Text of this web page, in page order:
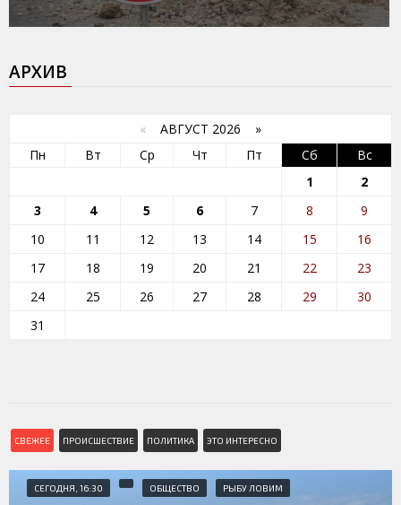
АРХИВ
« АВГУСТ 2026 »
Пн
Вт Ср Чт Пт Сб
Вс
1
2
3
4 5 6 7 8
9
10
11 12 13 14 15
16
17
18 19 20 21 22
23
24
25 26 27 28 29
30
31
СВЕЖЕЕ ПРОИСШЕСТВИЕ ПОЛИТИКА ЭТО ИНТЕРЕСНО
СЕГОДНЯ, 16:30 ОБЩЕСТВО РЫБУ ЛОВИМ